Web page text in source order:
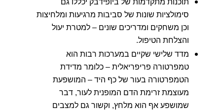
תוכנות מתקדמות של ביופידבק יכללו גם
סימולציות שונות של סביבות מרגיעות ומלחיצות
וכן משחקים ומדריכים שונים – למטרת יעול
והצלחת הטיפול.
מדד שלישי שקיים במערכות רבות הוא
טמפרטורה פריפריאלית – כלומר מדידת
הטמפרטורה בעור של כף היד – המושפעת
מעוצמת זרימת הדם המופנית לעור, דבר
שמושפע אף הוא מלחץ, וקשור גם למצבים